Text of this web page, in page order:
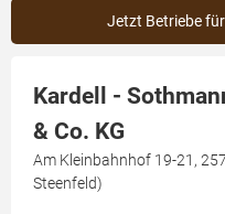
Jetzt Betriebe
Kardell -
& Co. KG
Am Kleinbahnhof 19-21,
Steenfeld)